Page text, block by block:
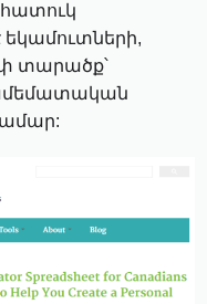
եկամուտների,
տարածք՝